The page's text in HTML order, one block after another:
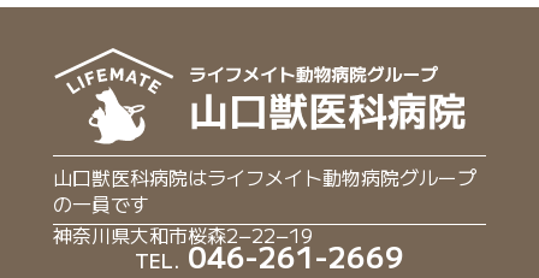
山口獣医科病院はライフメイト動物病院グループ
の一員です
神奈川県大和市桜森2−22−19
TEL.046-261-2669